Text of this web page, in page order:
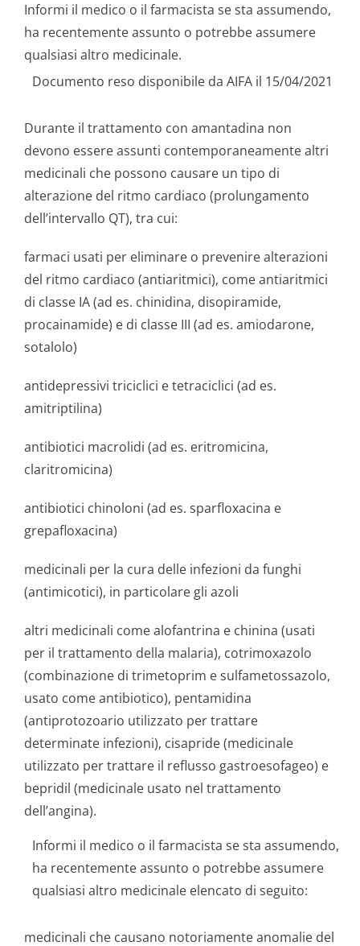
Informi il medico o il farmacista se sta assumendo,
ha recentemente assunto o potrebbe assumere
qualsiasi altro medicinale.
Documento reso disponibile da AIFA il 15/04/2021
Durante il trattamento con amantadina non
devono essere assunti contemporaneamente altri
medicinali che possono causare un tipo di
alterazione del ritmo cardiaco (prolungamento
dell’intervallo QT), tra cui:
farmaci usati per eliminare o prevenire alterazioni
del ritmo cardiaco (antiaritmici), come antiaritmici
di classe IA (ad es. chinidina, disopiramide,
procainamide) e di classe III (ad es. amiodarone,
sotalolo)
antidepressivi triciclici e tetraciclici (ad es.
amitriptilina)
antibiotici macrolidi (ad es. eritromicina,
claritromicina)
antibiotici chinoloni (ad es. sparfloxacina e
grepafloxacina)
medicinali per la cura delle infezioni da funghi
(antimicotici), in particolare gli azoli
altri medicinali come alofantrina e chinina (usati
per il trattamento della malaria), cotrimoxazolo
(combinazione di trimetoprim e sulfametossazolo,
usato come antibiotico), pentamidina
(antiprotozoario utilizzato per trattare
determinate infezioni), cisapride (medicinale
utilizzato per trattare il reflusso gastroesofageo) e
bepridil (medicinale usato nel trattamento
dell’angina).
Informi il medico o il farmacista se sta assumendo,
ha recentemente assunto o potrebbe assumere
qualsiasi altro medicinale elencato di seguito:
medicinali che causano notoriamente anomalie del